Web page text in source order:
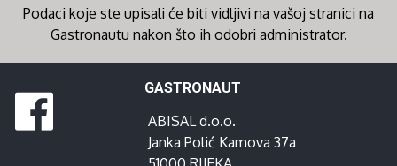
Podaci koje ste upisali će biti vidljivi na vašoj stranici na
Gastronautu nakon što ih odobri administrator.
GASTRONAUT
ABISAL d.o.o.
Janka Polić Kamova 37a